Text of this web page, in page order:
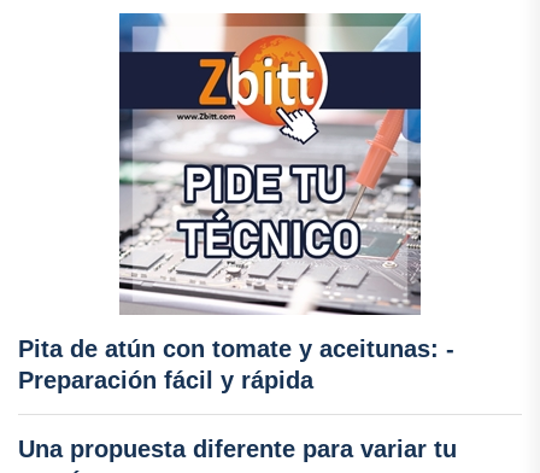
Pita de atún con tomate y aceitunas: -
Preparación fácil y rápida
Una propuesta diferente para variar tu